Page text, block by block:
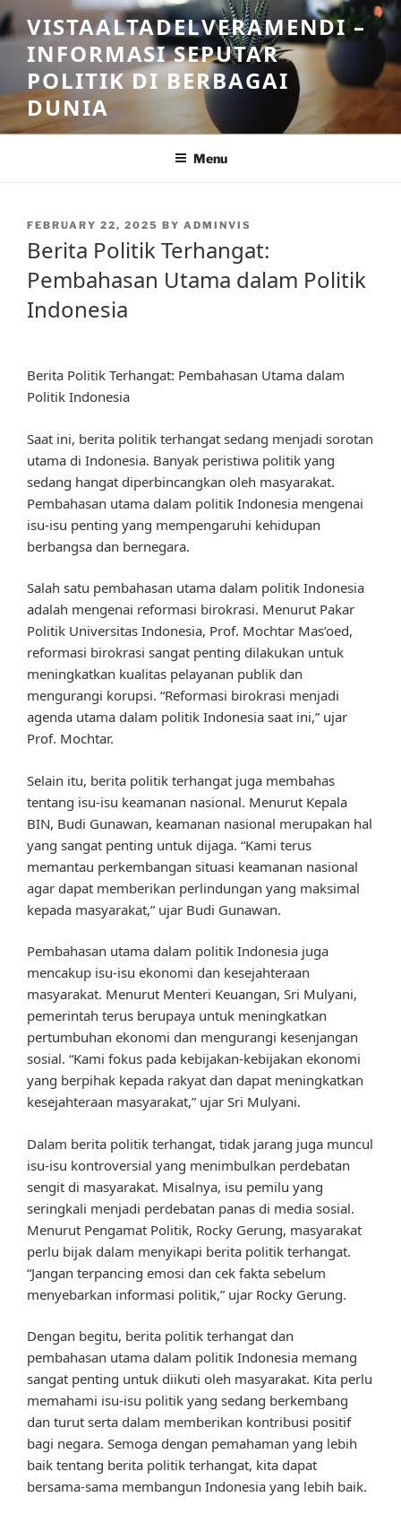
Skip
to
content
VISTAALTADELVERAMENDI –
INFORMASI SEPUTAR
POLITIK DI BERBAGAI
DUNIA
Menu
POSTED
FEBRUARY 22, 2025 BY ADMINVIS
Berita Politik Terhangat:
Pembahasan Utama dalam Politik
Indonesia
Berita Politik Terhangat: Pembahasan Utama dalam
Politik Indonesia
Saat ini, berita politik terhangat sedang menjadi sorotan
utama di Indonesia. Banyak peristiwa politik yang
sedang hangat diperbincangkan oleh masyarakat.
Pembahasan utama dalam politik Indonesia mengenai
isu-isu penting yang mempengaruhi kehidupan
berbangsa dan bernegara.
Salah satu pembahasan utama dalam politik Indonesia
adalah mengenai reformasi birokrasi. Menurut Pakar
Politik Universitas Indonesia, Prof. Mochtar Mas’oed,
reformasi birokrasi sangat penting dilakukan untuk
meningkatkan kualitas pelayanan publik dan
mengurangi korupsi. “Reformasi birokrasi menjadi
agenda utama dalam politik Indonesia saat ini,” ujar
Prof. Mochtar.
Selain itu, berita politik terhangat juga membahas
tentang isu-isu keamanan nasional. Menurut Kepala
BIN, Budi Gunawan, keamanan nasional merupakan hal
yang sangat penting untuk dijaga. “Kami terus
memantau perkembangan situasi keamanan nasional
agar dapat memberikan perlindungan yang maksimal
kepada masyarakat,” ujar Budi Gunawan.
Pembahasan utama dalam politik Indonesia juga
mencakup isu-isu ekonomi dan kesejahteraan
masyarakat. Menurut Menteri Keuangan, Sri Mulyani,
pemerintah terus berupaya untuk meningkatkan
pertumbuhan ekonomi dan mengurangi kesenjangan
sosial. “Kami fokus pada kebijakan-kebijakan ekonomi
yang berpihak kepada rakyat dan dapat meningkatkan
kesejahteraan masyarakat,” ujar Sri Mulyani.
Dalam berita politik terhangat, tidak jarang juga muncul
isu-isu kontroversial yang menimbulkan perdebatan
sengit di masyarakat. Misalnya, isu pemilu yang
seringkali menjadi perdebatan panas di media sosial.
Menurut Pengamat Politik, Rocky Gerung, masyarakat
perlu bijak dalam menyikapi berita politik terhangat.
“Jangan terpancing emosi dan cek fakta sebelum
menyebarkan informasi politik,” ujar Rocky Gerung.
Dengan begitu, berita politik terhangat dan
pembahasan utama dalam politik Indonesia memang
sangat penting untuk diikuti oleh masyarakat. Kita perlu
memahami isu-isu politik yang sedang berkembang
dan turut serta dalam memberikan kontribusi positif
bagi negara. Semoga dengan pemahaman yang lebih
baik tentang berita politik terhangat, kita dapat
bersama-sama membangun Indonesia yang lebih baik.